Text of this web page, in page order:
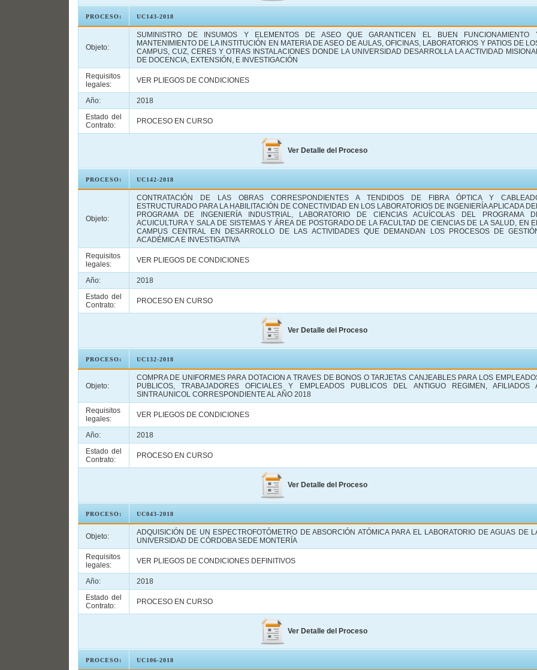
PROCESO: UC143-2018
Objeto:
SUMINISTRO DE INSUMOS Y ELEMENTOS DE ASEO QUE GARANTICEN EL BUEN FUNCIONAMIENTO
MANTENIMIENTO DE LA INSTITUCIÓN EN MATERIA DE ASEO DE AULAS, OFICINAS, LABORATORIOS Y PATIOS DE
CAMPUS, CUZ, CERES Y OTRAS INSTALACIONES DONDE LA UNIVERSIDAD DESARROLLA LA ACTIVIDAD
DE DOCENCIA, EXTENSIÓN, E INVESTIGACIÓN
Requisitos
legales:
VER PLIEGOS DE CONDICIONES
Año:
2018
Estado del
Contrato:
PROCESO EN CURSO
Ver Detalle del Proceso
PROCESO: UC142-2018
Objeto:
CONTRATACIÓN DE LAS OBRAS CORRESPONDIENTES A TENDIDOS DE FIBRA ÓPTICA Y
ESTRUCTURADO PARA LA HABILITACIÓN DE CONECTIVIDAD EN LOS LABORATORIOS DE INGENIERÍA APLICADA
PROGRAMA DE INGENIERÍA INDUSTRIAL, LABORATORIO DE CIENCIAS ACUÍCOLAS DEL PROGRAMA
ACUICULTURA Y SALA DE SISTEMAS Y ÁREA DE POSTGRADO DE LA FACULTAD DE CIENCIAS DE LA SALUD, EN
CAMPUS CENTRAL EN DESARROLLO DE LAS ACTIVIDADES QUE DEMANDAN LOS PROCESOS DE
ACADÉMICA E INVESTIGATIVA
Requisitos
legales:
VER PLIEGOS DE CONDICIONES
Año:
2018
Estado del
Contrato:
PROCESO EN CURSO
Ver Detalle del Proceso
PROCESO: UC132-2018
Objeto:
COMPRA DE UNIFORMES PARA DOTACION A TRAVES DE BONOS O TARJETAS CANJEABLES PARA LOS
PUBLICOS, TRABAJADORES OFICIALES Y EMPLEADOS PUBLICOS DEL ANTIGUO REGIMEN, AFILIADOS
SINTRAUNICOL CORRESPONDIENTE AL AÑO 2018
Requisitos
legales:
VER PLIEGOS DE CONDICIONES
Año:
2018
Estado del
Contrato:
PROCESO EN CURSO
Ver Detalle del Proceso
PROCESO: UC043-2018
Objeto:
ADQUISICIÓN DE UN ESPECTROFOTÓMETRO DE ABSORCIÓN ATÓMICA PARA EL LABORATORIO DE AGUAS DE
UNIVERSIDAD DE CÓRDOBA SEDE MONTERÍA
Requisitos
legales:
VER PLIEGOS DE CONDICIONES DEFINITIVOS
Año:
2018
Estado del
Contrato:
PROCESO EN CURSO
Ver Detalle del Proceso
PROCESO: UC106-2018